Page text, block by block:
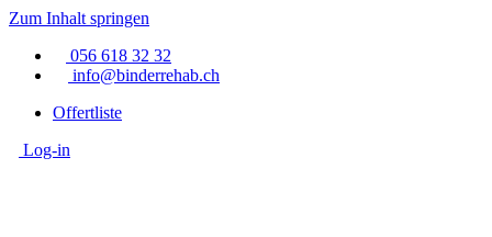
Zum Inhalt springen
056 618 32 32
info@binderrehab.ch
Offertliste
Log-in